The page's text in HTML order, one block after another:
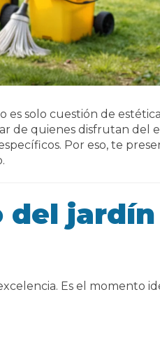
solo cuestión de
de quienes disfrutan del
Por eso, te
del
Es el momento